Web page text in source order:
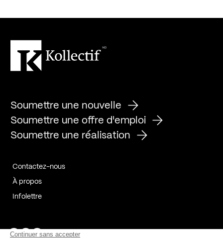
Soumettre une nouvelle
Soumettre une offre d'emploi
Soumettre une réalisation
Contactez-nous
À propos
Infolettre
Page Facebook de Kollectif
Page Instagram de Kollectif
Page Linkedin de Kollectif